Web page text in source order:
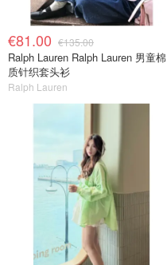
€81.00 €135.00
Ralph Lauren Ralph Lauren 男童棉
质针织套头衫
Ralph Lauren